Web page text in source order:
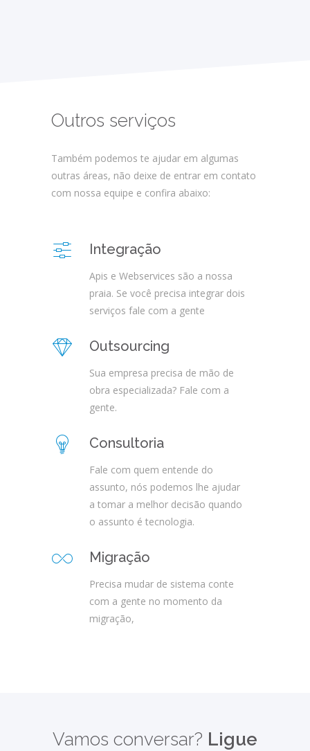
Outros serviços
Também podemos te ajudar em algumas
outras áreas, não deixe de entrar em contato
com nossa equipe e confira abaixo:
Integração
Apis e Webservices são a nossa
praia. Se você precisa integrar dois
serviços fale com a gente
Outsourcing
Sua empresa precisa de mão de
obra especializada? Fale com a
gente.
Consultoria
Fale com quem entende do
assunto, nós podemos lhe ajudar
a tomar a melhor decisão quando
o assunto é tecnologia.
Migração
Precisa mudar de sistema conte
com a gente no momento da
migração,
Vamos conversar? Ligue